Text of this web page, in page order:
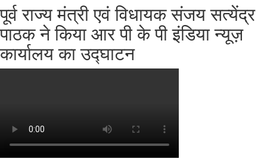
पूर्व राज्य मंत्री एवं विधायक संजय सत्येंद्र
पाठक ने किया आर पी के पी इंडिया न्यूज़
कार्यालय का उद्घाटन